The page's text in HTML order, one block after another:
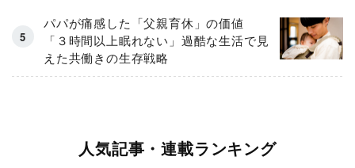
パパが痛感した「父親育休」の価値
「３時間以上眠れない」過酷な生活で見
えた共働きの生存戦略
人気記事・連載ランキング